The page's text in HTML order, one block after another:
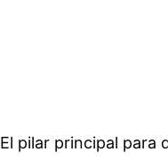
El pilar principal para